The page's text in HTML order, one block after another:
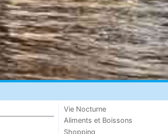
Vie Nocturne
Aliments et Boissons
Shopping